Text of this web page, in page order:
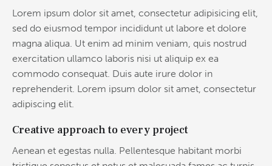
Lorem ipsum dolor sit amet, consectetur adipisicing elit,
sed do eiusmod tempor incididunt ut labore et dolore
magna aliqua. Ut enim ad minim veniam, quis nostrud
exercitation ullamco laboris nisi ut aliquip ex ea
commodo consequat. Duis aute irure dolor in
reprehenderit. Lorem ipsum dolor sit amet, consectetur
adipiscing elit.
Creative approach to every project
Aenean et egestas nulla. Pellentesque habitant morbi